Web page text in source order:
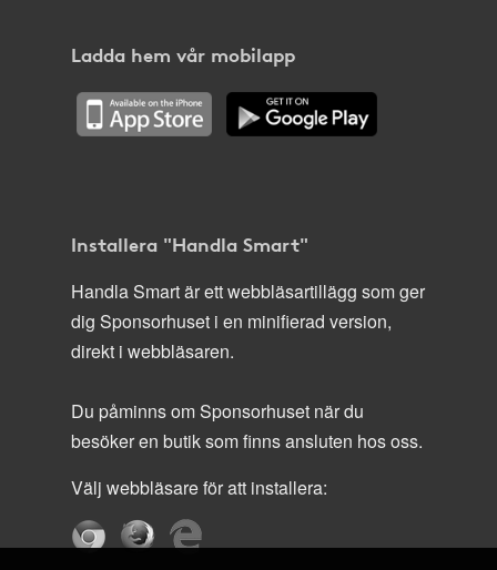
Ladda hem vår mobilapp
Installera "Handla Smart"
Handla Smart är ett webbläsartillägg som ger
dig Sponsorhuset i en minifierad version,
direkt i webbläsaren.
Du påminns om Sponsorhuset när du
besöker en butik som finns ansluten hos oss.
Välj webbläsare för att installera: